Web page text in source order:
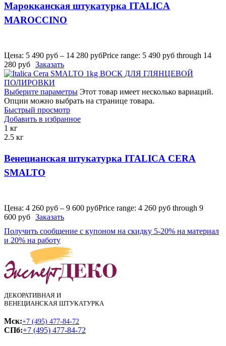
Марокканская штукатурка ITALICA
MAROCCINO
Цена: 5 490 руб – 14 280 рубPrice range: 5 490 руб through 14
280 руб Заказать
Выберите параметры Этот товар имеет несколько вариаций.
Опции можно выбрать на странице товара.
Быстрый просмотр
Добавить в избранное
1 кг
2.5 кг
Венецианская штукатурка ITALICA CERA
SMALTO
Цена: 4 260 руб – 9 600 рубPrice range: 4 260 руб through 9
600 руб Заказать
Получить сообщение с купоном на скидку 5-20% на материал
и 20% на работу
ДЕКОРАТИВНАЯ И
ВЕНЕЦИАНСКАЯ ШТУКАТУРКА
Мск:+7 (495) 477-84-72
СПб:+7 (495) 477-84-72